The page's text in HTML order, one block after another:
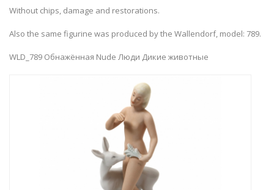
Without chips, damage and restorations.
Also the same figurine was produced by the Wallendorf, model: 789.
WLD_789 Обнажённая Nude Люди Дикие животные